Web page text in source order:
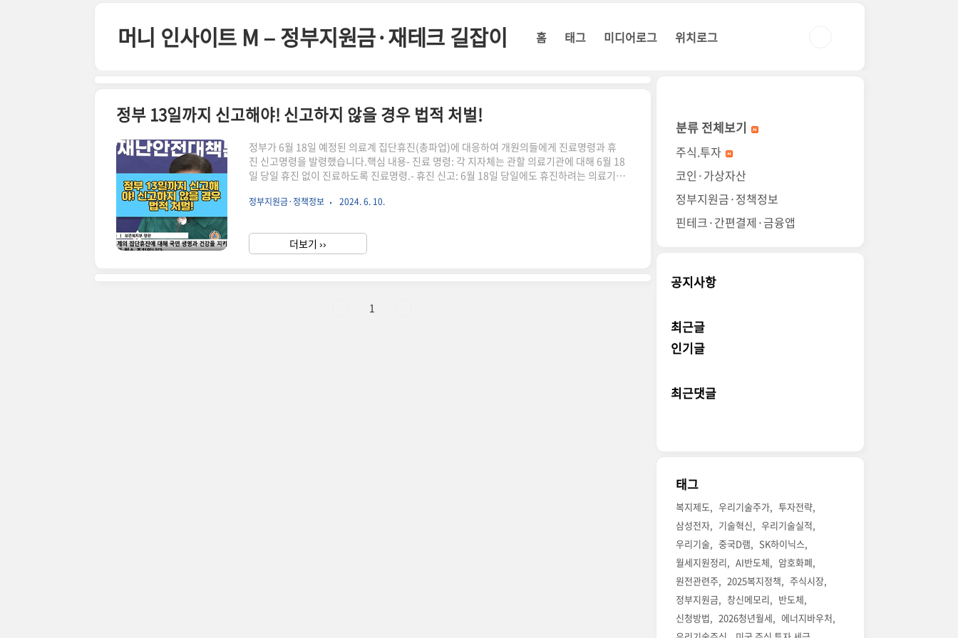
머니 인사이트 M – 정부지원금·재테크 길잡이 홈 태그 미디어로그 위치로그
정부 13일까지 신고해야! 신고하지 않을 경우 법적 처벌!
정부가 6월 18일 예정된 의료계 집단휴진(총파업)에 대응하여 개원의들에게 진료명령과 휴
진 신고명령을 발령했습니다.핵심 내용- 진료 명령: 각 지자체는 관할 의료기관에 대해 6월 18
일 당일 휴진 없이 진료하도록 진료명령.- 휴진 신고: 6월 18일 당일에도 휴진하려는 의료기관
음과 같은 뉴스 기사에서 확인하실 수 있습니다. 조중일
스: https://news.sbs.co.kr/news/endPage.do?news_id=N1007677729동아일
보: https://www.donga.com/news/Society/articl..
정부지원금·정책정보 2024. 6. 10.
더보기 ››
1
분류 전체보기
주식.투자
코인·가상자산
정부지원금·정책정보
핀테크·간편결제·금융앱
공지사항
최근글
인기글
최근댓글
태그
복지제도 우리기술주가
투자전략
삼성전자
기술혁신
우리기술실적
우리기술
중국D램
SK하이닉스
월세지원정리
AI반도체
암호화폐
원전관련주
2025복지정책
주식시장
정부지원금
창신메모리
반도체
신청방법
2026청년월세
에너지바우처